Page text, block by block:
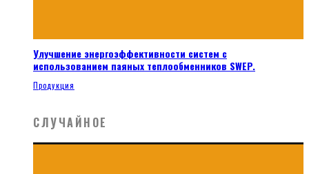
Улучшение энергоэффективности систем с
использованием паяных теплообменников SWEP.
Продукция
СЛУЧАЙНОЕ